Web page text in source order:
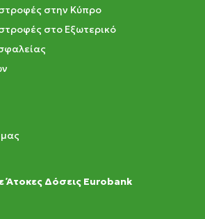
στην Κύπρο
στο Εξωτερικό
Άτοκες Δόσεις Eurobank